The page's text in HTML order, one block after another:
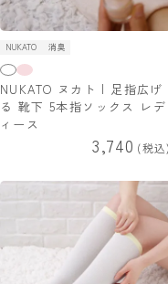
NUKATO 消臭
NUKATO ヌカト | 足指広げ
る 靴下 5本指ソックス レデ
ィース
3,740 税込